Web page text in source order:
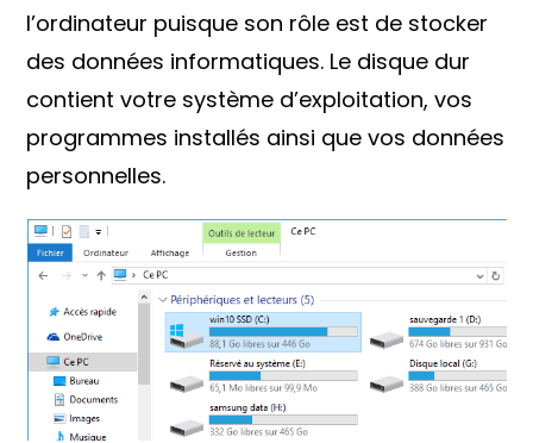
l’ordinateur puisque son rôle est de stocker
des données informatiques. Le disque dur
contient votre système d’exploitation, vos
programmes installés ainsi que vos données
personnelles.